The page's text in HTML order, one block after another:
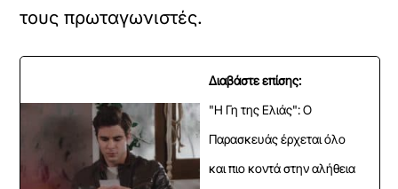
τους πρωταγωνιστές.
Διαβάστε επίσης:
"Η Γη της Ελιάς": Ο
Παρασκευάς έρχεται όλο
και πιο κοντά στην αλήθεια